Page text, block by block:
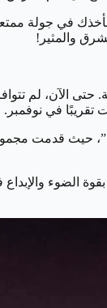
في جولة
والمثير!
حتى الآن، لم
في نوفمبر.
“من الشرارة إلى
الضوء